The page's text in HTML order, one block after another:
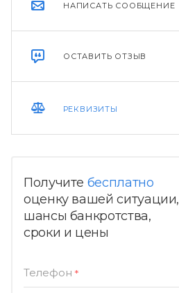
НАПИСАТЬ СООБЩЕНИЕ
ОСТАВИТЬ ОТЗЫВ
РЕКВИЗИТЫ
Получите бесплатно
оценку вашей ситуации,
шансы банкротства,
сроки и цены
Телефон *